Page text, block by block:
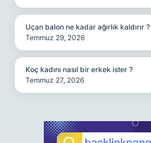
Uçan balon ne kadar ağırlık kaldırır ?
Temmuz 29, 2026
Koç kadını nasıl bir erkek ister ?
Temmuz 27, 2026